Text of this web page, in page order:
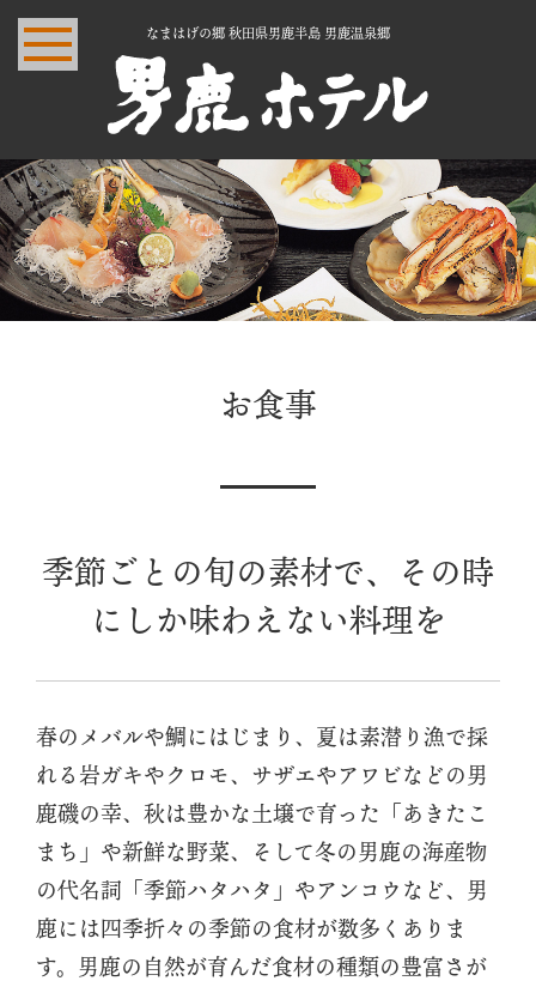
なまはげの郷 秋田県男鹿半島 男鹿温泉郷
お食事
季節ごとの旬の素材で、その時
にしか味わえない料理を
春のメバルや鯛にはじまり、夏は素潜り漁で採
れる岩ガキやクロモ、サザエやアワビなどの男
鹿磯の幸、秋は豊かな土壌で育った「あきたこ
まち」や新鮮な野菜、そして冬の男鹿の海産物
の代名詞「季節ハタハタ」やアンコウなど、男
鹿には四季折々の季節の食材が数多くありま
す。男鹿の自然が育んだ食材の種類の豊富さが